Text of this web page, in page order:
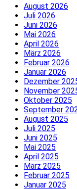
August 2026
Juli 2026
Juni 2026
Mai 2026
April 2026
März 2026
Februar 2026
Januar 2026
Dezember
November
Oktober 2025
September
August 2025
Juli 2025
Juni 2025
Mai 2025
April 2025
März 2025
Februar 2025
Januar 2025